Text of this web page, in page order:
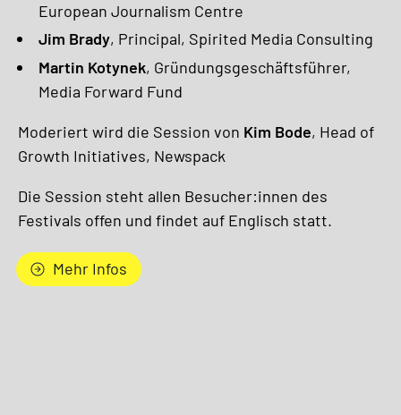
European Journalism Centre
Jim Brady, Principal, Spirited Media Consulting
Martin Kotynek, Gründungsgeschäftsführer,
Media Forward Fund
Moderiert wird die Session von Kim Bode, Head of
Growth Initiatives, Newspack
Die Session steht allen Besucher:innen des
Festivals offen und findet auf Englisch statt.
Mehr Infos